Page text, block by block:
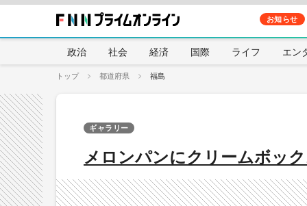
お知らせ
政治 社会 経済 国際 ライフ エン
トップ 都道府県 福島
メロンパンにクリームボ
ギャラリー